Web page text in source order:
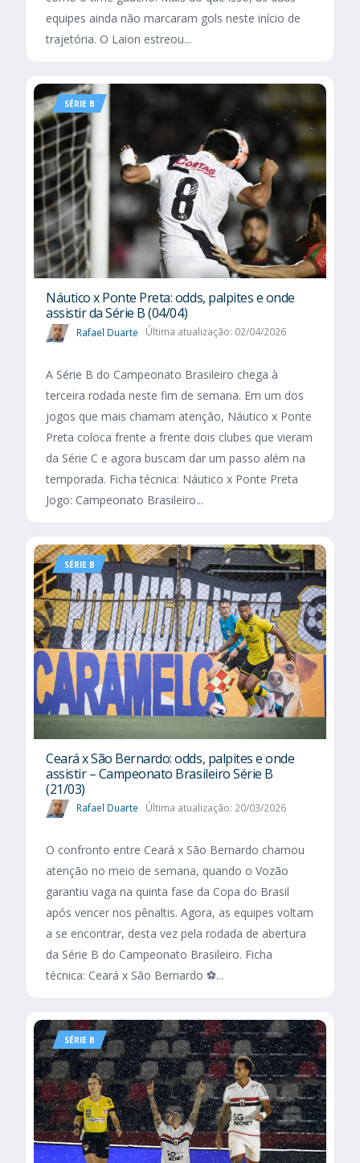
equipes ainda não marcaram gols neste início de
trajetória. O Laion estreou...
SÉRIE B
Náutico x Ponte Preta: odds, palpites e onde
assistir da Série B (04/04)
Rafael Duarte Última atualização: 02/04/2026
A Série B do Campeonato Brasileiro chega à
terceira rodada neste fim de semana. Em um dos
jogos que mais chamam atenção, Náutico x Ponte
Preta coloca frente a frente dois clubes que vieram
da Série C e agora buscam dar um passo além na
temporada. Ficha técnica: Náutico x Ponte Preta
Jogo: Campeonato Brasileiro...
SÉRIE B
Ceará x São Bernardo: odds, palpites e onde
assistir – Campeonato Brasileiro Série B
(21/03)
Rafael Duarte Última atualização: 20/03/2026
O confronto entre Ceará x São Bernardo chamou
atenção no meio de semana, quando o Vozão
garantiu vaga na quinta fase da Copa do Brasil
após vencer nos pênaltis. Agora, as equipes voltam
a se encontrar, desta vez pela rodada de abertura
da Série B do Campeonato Brasileiro. Ficha
técnica: Ceará x São Bernardo ⚽...
SÉRIE B